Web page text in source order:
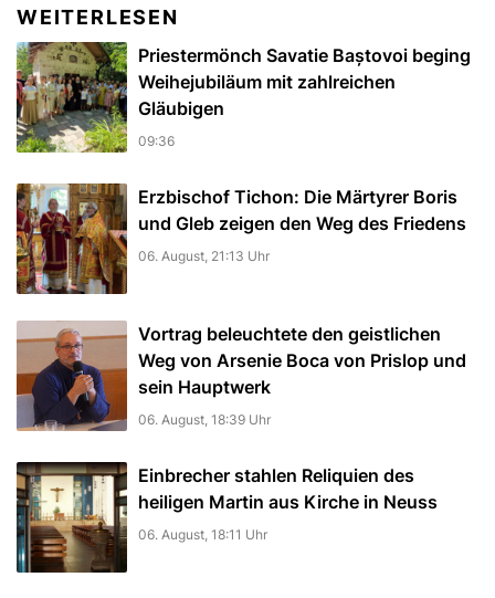
WEITERLESEN
Priestermönch Savatie Baștovoi beging
Weihejubiläum mit zahlreichen
Gläubigen
09:36
Erzbischof Tichon: Die Märtyrer Boris
und Gleb zeigen den Weg des Friedens
06. August, 21:13 Uhr
Vortrag beleuchtete den geistlichen
Weg von Arsenie Boca von Prislop und
sein Hauptwerk
06. August, 18:39 Uhr
Einbrecher stahlen Reliquien des
heiligen Martin aus Kirche in Neuss
06. August, 18:11 Uhr